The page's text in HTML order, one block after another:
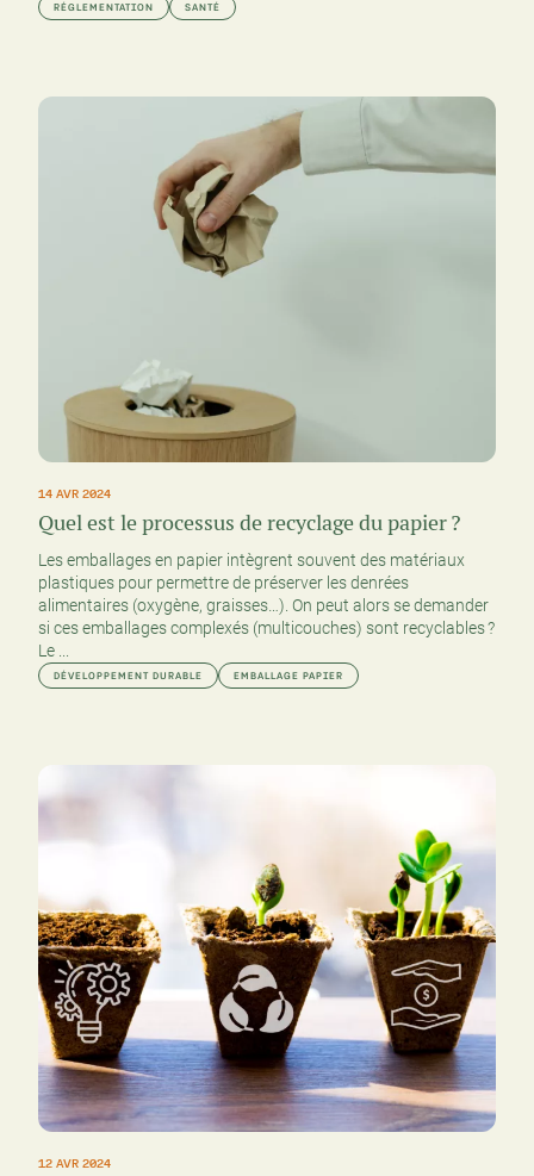
RÉGLEMENTATION SANTÉ
14 AVR 2024
Quel est le processus de recyclage du papier ?
Les emballages en papier intègrent souvent des matériaux
plastiques pour permettre de préserver les denrées
alimentaires (oxygène, graisses…). On peut alors se demander
si ces emballages complexés (multicouches) sont recyclables ?
Le ...
DÉVELOPPEMENT DURABLE EMBALLAGE PAPIER
12 AVR 2024